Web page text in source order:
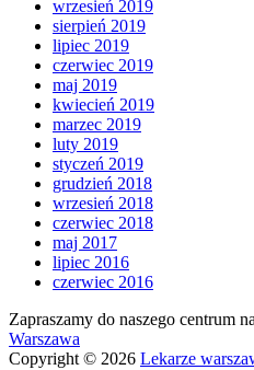
wrzesień 2019
sierpień 2019
lipiec 2019
czerwiec 2019
maj 2019
kwiecień 2019
marzec 2019
luty 2019
styczeń 2019
grudzień 2018
wrzesień 2018
czerwiec 2018
maj 2017
lipiec 2016
czerwiec 2016
Zapraszamy do naszego centrum na
Warszawa
Copyright © 2026 Lekarze